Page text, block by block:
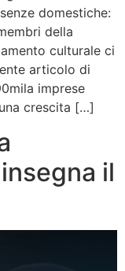
domestiche:
della
culturale ci
articolo di
imprese
crescita […]
il